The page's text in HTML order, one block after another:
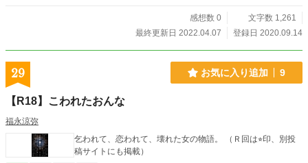
感想数 0
文字数 1,261
最終更新日 2022.04.07
登録日 2020.09.14
29 お気に入り追加 9
【R18】こわれたおんな
福永涼弥
乞われて、恋われて、壊れた女の物語。 （Ｒ回は⭐︎印、別投
稿サイトにも掲載）